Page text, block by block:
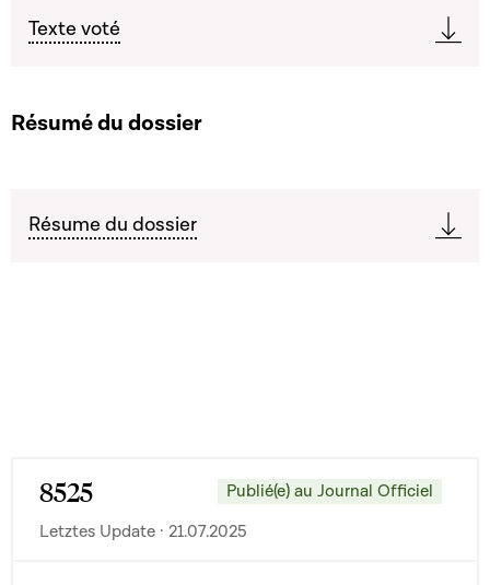
Texte voté
Résumé du dossier
Résume du dossier
8525
Publié(e) au Journal Officiel
Letztes Update · 21.07.2025